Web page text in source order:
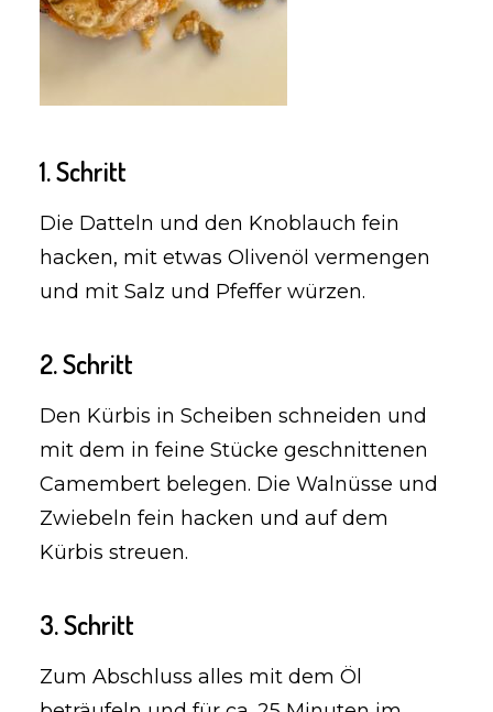
1. Schritt
Die Datteln und den Knoblauch fein
hacken, mit etwas Olivenöl vermengen
und mit Salz und Pfeffer würzen.
2. Schritt
Den Kürbis in Scheiben schneiden und
mit dem in feine Stücke geschnittenen
Camembert belegen. Die Walnüsse und
Zwiebeln fein hacken und auf dem
Kürbis streuen.
3. Schritt
Zum Abschluss alles mit dem Öl